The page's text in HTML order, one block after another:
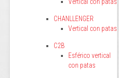
CHANLLENGER
Vertical con patas
C2B
Esférico vertical
con patas